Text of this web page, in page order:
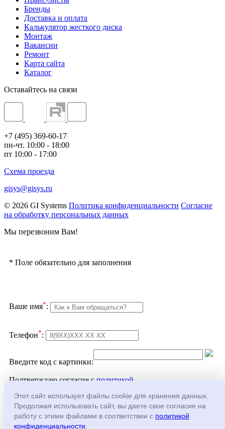
Бренды
Доставка и оплата
Калькулятор жесткого диска
Монтаж
Вакансии
Ремонт
Карта сайта
Каталог
Оставайтесь на связи
+7 (495) 369-60-17
пн-чт. 10:00 - 18:00
пт 10:00 - 17:00
Схема проезда
gisys@gisys.ru
© 2026 GI Systems Политика конфиденциальности Согласие
на обработку персональных данных
Этот сайт использует файлы cookie для хранения данных.
Продолжая использовать сайт, вы даете свое согласие на
работу с этими файлами в соответствии с политикой
конфиденциальности
Мы перезвоним Вам!
* Поле обязательно для заполнения
Ваше имя*:
Телефон*:
Введите код с картинки:
Подтверждаю согласие с политикой
данных